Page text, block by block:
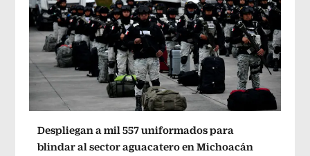
Despliegan a mil 557 uniformados para
blindar al sector aguacatero en Michoacán